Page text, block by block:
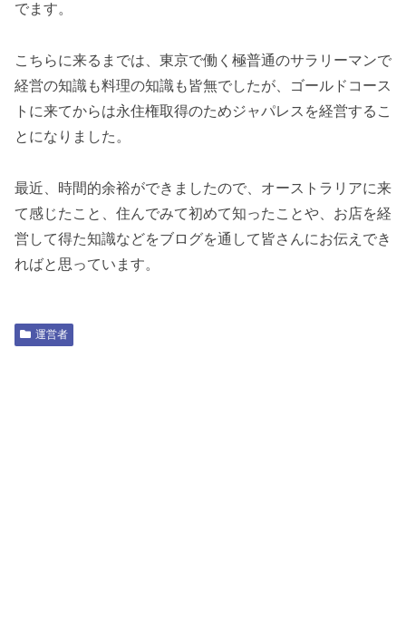
でます。
こちらに来るまでは、東京で働く極普通のサラリーマンで
経営の知識も料理の知識も皆無でしたが、ゴールドコース
トに来てからは永住権取得のためジャパレスを経営するこ
とになりました。
最近、時間的余裕ができましたので、オーストラリアに来
て感じたこと、住んでみて初めて知ったことや、お店を経
営して得た知識などをブログを通して皆さんにお伝えでき
ればと思っています。
運営者